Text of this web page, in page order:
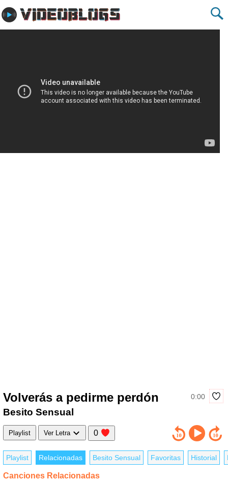
Volverás a pedirme perdón 0:00
Besito Sensual
Playlist Ver Letra 0
Playlist Relacionadas Besito Sensual Favoritas Historial
Canciones Relacionadas